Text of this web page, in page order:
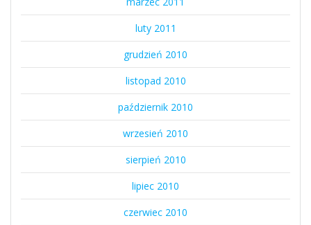
luty 2011
grudzień 2010
listopad 2010
październik 2010
wrzesień 2010
sierpień 2010
lipiec 2010
czerwiec 2010